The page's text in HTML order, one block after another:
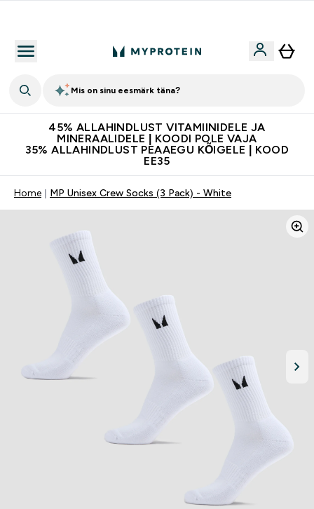
Mis on sinu eesmärk täna?
45% ALLAHINDLUST VITAMIINIDELE JA
MINERAALIDELE | KOODI POLE VAJA
35% ALLAHINDLUST PEAAEGU KÕIGELE | KOOD
EE35
Home MP Unisex Crew Socks (3 Pack) - White